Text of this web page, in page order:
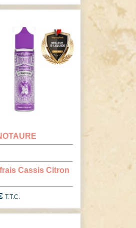
Cassis Citron
T.T.C.